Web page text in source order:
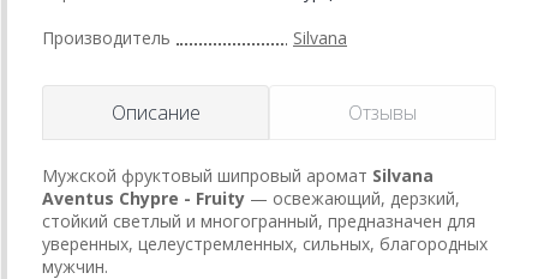
Производитель Silvana
Описание Отзывы
Мужской фруктовый шипровый аромат Silvana
Aventus Chypre - Fruity — освежающий, дерзкий,
стойкий светлый и многогранный, предназначен для
уверенных, целеустремленных, сильных, благородных
мужчин.